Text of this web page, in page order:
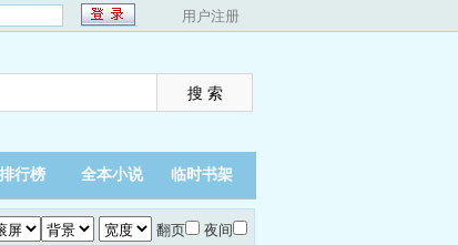
用户注册
排行榜 全本小说 临时书架
翻页 夜间